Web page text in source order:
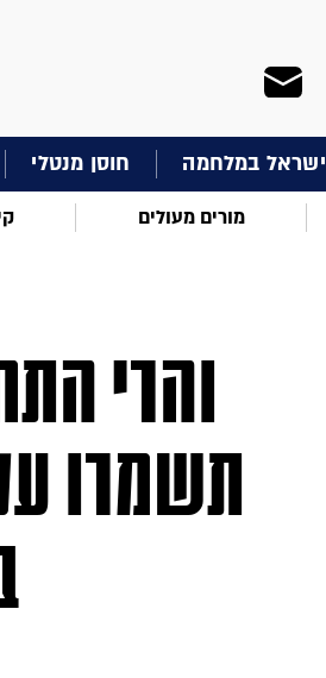
ישראל במלחמה חוסן מנטלי
מורים מעולים
והרי
תשמרו